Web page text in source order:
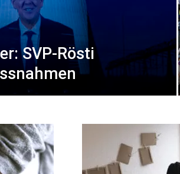
SVP-Rösti